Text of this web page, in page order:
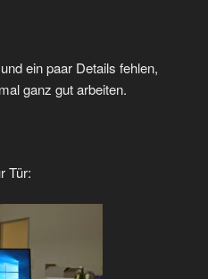
ein paar Details fehlen,
ganz gut arbeiten.
Tür: